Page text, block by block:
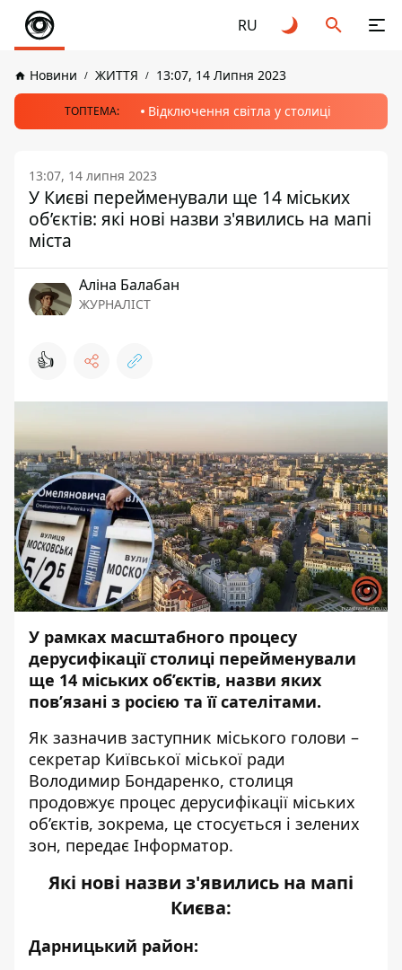
RU
Новини ЖИТТЯ 13:07, 14 Липня 2023
ТОПТЕМА: Відключення світла у столиці
13:07, 14 липня 2023
У Києві перейменували ще 14 міських
об’єктів: які нові назви з'явились на мапі
міста
Аліна Балабан
ЖУРНАЛІСТ
👍
У рамках масштабного процесу
дерусифікації столиці перейменували
ще 14 міських об’єктів, назви яких
пов’язані з росією та її сателітами.
Як зазначив заступник міського голови –
секретар Київської міської ради
Володимир Бондаренко, столиця
продовжує процес дерусифікації міських
об’єктів, зокрема, це стосується і зелених
зон, передає Інформатор.
Які нові назви з'явились на мапі
Києва:
Дарницький район: